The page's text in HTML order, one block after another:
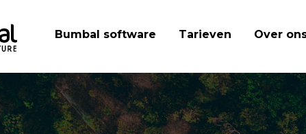
Bumbal software Tarieven Over